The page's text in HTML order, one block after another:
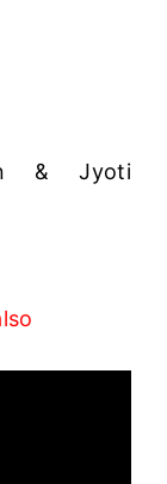
& Jyoti